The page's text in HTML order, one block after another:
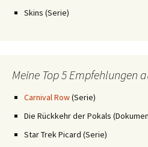
Skins (Serie)
Meine Top 5 Empfehlungen
Carnival Row(Serie)
Die Rückkehr der Pokals
Star Trek Picard (Serie)